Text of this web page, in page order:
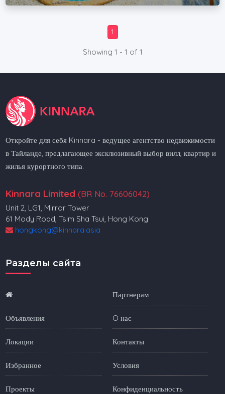
1
Showing 1 - 1 of 1
Откройте для себя Kinnara - ведущее агентство недвижимости
в Тайланде, предлагающее эксклюзивный выбор вилл, квартир и
жилья курортного типа.
Kinnara Limited (BR No. 76606042)
Unit 2, LG1, Mirror Tower
61 Mody Road, Tsim Sha Tsui, Hong Kong
hongkong@kinnara.asia
Разделы сайта
Объявления
Локации
Избранное
Проекты
Партнерам
O нас
Контакты
Условия
Конфиденциальность